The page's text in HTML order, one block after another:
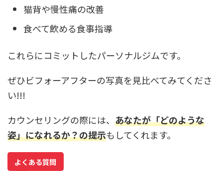
猫背や慢性痛の改善
食べて飲める食事指導
これらにコミットしたパーソナルジムです。
ぜひビフォーアフターの写真を見比べてみてくださ
い!!!
カウンセリングの際には、 あなたが「どのような
姿」になれるか？の提示もしてくれます。
よくある質問